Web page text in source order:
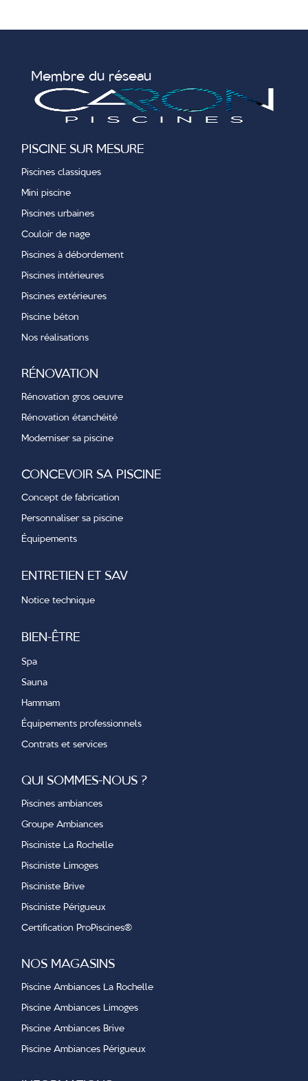
en passant par les
métier ; on voit
l’expérience et le savoir-
faire. »
Membre du réseau
PISCINE SUR MESURE
Piscines classiques
Mini piscine
Piscines urbaines
Couloir de nage
Piscines à débordement
Piscines intérieures
Piscines extérieures
Piscine béton
Nos réalisations
RÉNOVATION
Rénovation gros oeuvre
Rénovation étanchéité
Moderniser sa piscine
CONCEVOIR SA PISCINE
Concept de fabrication
Personnaliser sa piscine
Équipements
ENTRETIEN ET SAV
Notice technique
BIEN-ÊTRE
Spa
Sauna
Hammam
Équipements professionnels
Contrats et services
QUI SOMMES-NOUS ?
Piscines ambiances
Groupe Ambiances
Pisciniste La Rochelle
Pisciniste Limoges
Pisciniste Brive
Pisciniste Périgueux
Certification ProPiscines®
NOS MAGASINS
Piscine Ambiances La Rochelle
Piscine Ambiances Limoges
Piscine Ambiances Brive
Piscine Ambiances Périgueux